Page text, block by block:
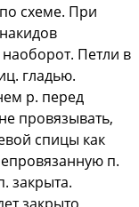
схеме. При
наоборот. Петли в
гладью.
р. перед
провязывать,
спицы как
п.
закрыта.
закрыто